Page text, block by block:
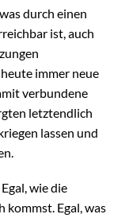
durch einen
ist, auch
immer neue
verbundene
letztendlich
lassen und
wie die
kommst. Egal, was